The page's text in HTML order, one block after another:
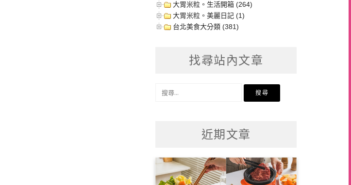
大胃米粒。生活開箱 (264)
大胃米粒。美麗日記 (1)
台北美食大分類 (381)
找尋站內文章
近期文章